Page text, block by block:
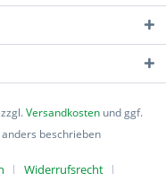
Versandkosten und ggf.
beschrieben
Widerrufsrecht